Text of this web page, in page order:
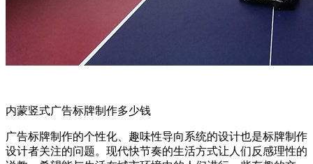
内蒙竖式广告标牌制作多少钱
广告标牌制作的个性化、趣味性导向系统的设计也是标牌制作
设计者关注的问题。现代快节奏的生活方式让人们反感理性的